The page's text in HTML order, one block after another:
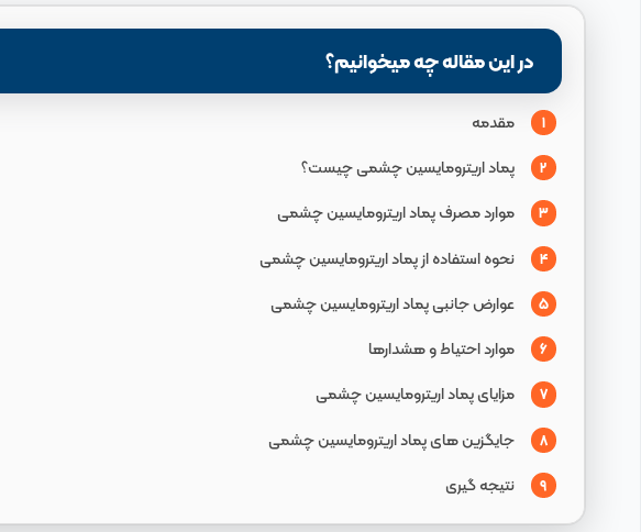
در این مقاله چه میخوانیم؟
1 مقدمه
2 پماد اریترومایسین چشمی چیست؟
3 موارد مصرف پماد اریترومایسین چشمی
4 نحوه استفاده از پماد اریترومایسین چشمی
5 عوارض جانبی پماد اریترومایسین چشمی
6 موارد احتیاط و هشدارها
7 مزایای پماد اریترومایسین چشمی
8 جایگزین های پماد اریترومایسین چشمی
9 نتیجه گیری